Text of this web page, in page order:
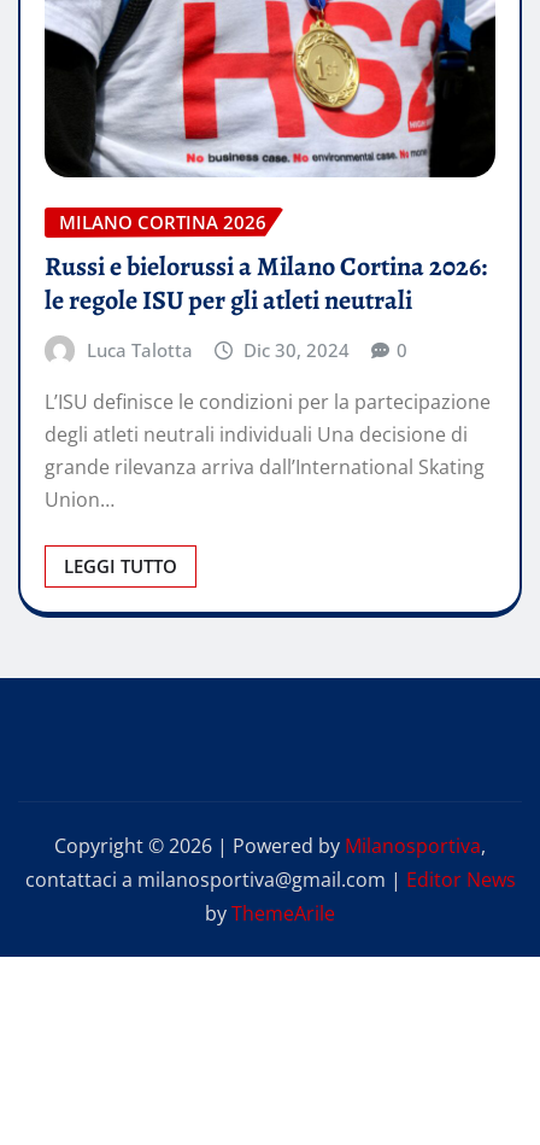
MILANO CORTINA 2026
Russi e bielorussi a Milano Cortina 2026:
le regole ISU per gli atleti neutrali
Luca Talotta Dic 30, 2024 0
L’ISU definisce le condizioni per la partecipazione
degli atleti neutrali individuali Una decisione di
grande rilevanza arriva dall’International Skating
Union…
LEGGI TUTTO
Copyright © 2026 | Powered by Milanosportiva,
contattaci a milanosportiva@gmail.com | Editor News
byThemeArile